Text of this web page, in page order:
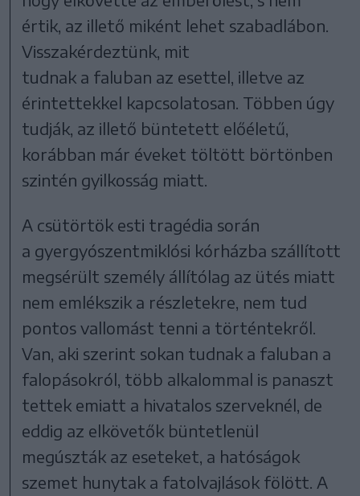
értik, az illető miként lehet szabadlábon.
Visszakérdeztünk, mit
tudnak a faluban az esettel, illetve az
érintettekkel kapcsolatosan. Többen úgy
tudják, az illető büntetett előéletű,
korábban már éveket töltött börtönben
szintén gyilkosság miatt.
A csütörtök esti tragédia során
a gyergyószentmiklósi kórházba szállított
megsérült személy állítólag az ütés miatt
nem emlékszik a részletekre, nem tud
pontos vallomást tenni a történtekről.
Van, aki szerint sokan tudnak a faluban a
falopásokról, több alkalommal is panaszt
tettek emiatt a hivatalos szerveknél, de
eddig az elkövetők büntetlenül
megúszták az eseteket, a hatóságok
szemet hunytak a fatolvajlások fölött. A